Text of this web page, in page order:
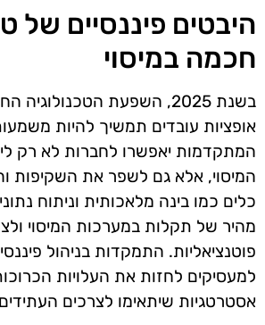
היבטים פיננסיים של
חכמה במיסוי
בשנת 2025, השפעת
אופציות עובדים תמשיך להיות
המתקדמות יאפשרו לחברות לא רק
המיסוי, אלא גם לשפר את השקיפות
כלים כמו בינה מלאכותית וניתוח
מהיר של תקלות במערכות המיסוי
פוטנציאליות. התמקדות בניהול
למעסיקים לחזות את העלויות
אסטרטגיות שיתאימו לצרכים